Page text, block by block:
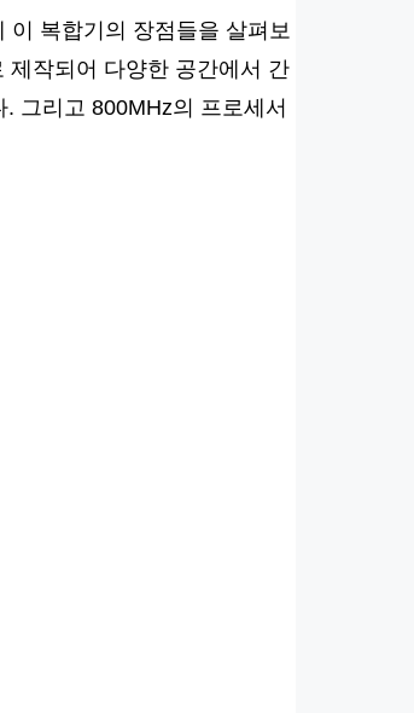
이 복합기의 장점들을 살펴보
제작되어 다양한 공간에서 간
그리고 800MHz의 프로세서